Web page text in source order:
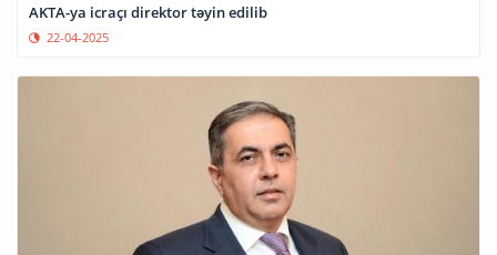
AKTA-ya icraçı direktor təyin edilib
22-04-2025